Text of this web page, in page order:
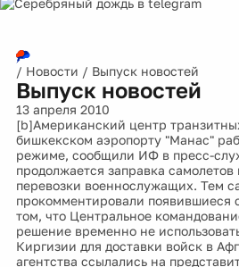
/ Новости / Выпуск новостей
Выпуск новостей
13 апреля 2010
[b]Американский центр
бишкекском аэропорту "Манас"
режиме, сообщили ИФ в пресс-
продолжается заправка
перевозки военнослужащих. Тем
прокомментировали появившиеся
том, что Центральное
решение временно не
Киргизии для доставки войск в
агентства ссылались на